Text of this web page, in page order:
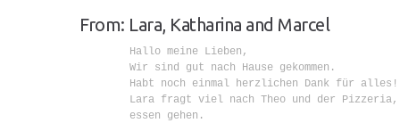
From: Lara, Katharina and Marcel
        Hallo meine Lieben,
        Wir sind gut nach Hause gekommen.
Habt noch einmal herzlichen Dank für
Lara fragt viel nach Theo und der
        essen gehen.